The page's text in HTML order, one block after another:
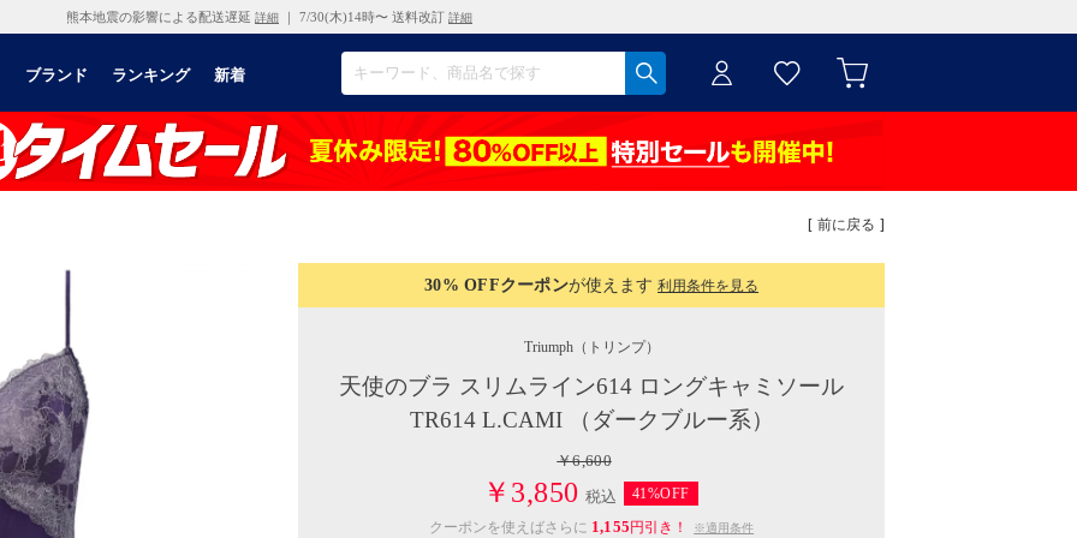
熊本地震の影響による配送遅延 詳細 ｜ 7/30(木)14時〜 送料改訂 詳細
ブランド ランキング 新着
[ 前に戻る ]
30% OFFクーポンが使えます 利用条件を見る
Triumph（トリンプ）
天使のブラ スリムライン614 ロングキャミソール
TR614 L.CAMI （ダークブルー系）
￥6,600
￥3,850 税込
41%OFF
クーポンを使えばさらに 1,155円引き！ ※適用条件